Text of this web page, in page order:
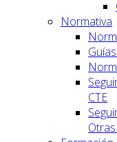
Normativa
CTE